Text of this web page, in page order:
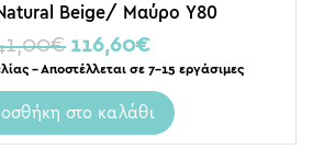
Beige/ Μαύρο Υ80
€ 116,60€
– Αποστέλλεται σε 7-15 εργάσιμες
στο καλάθι